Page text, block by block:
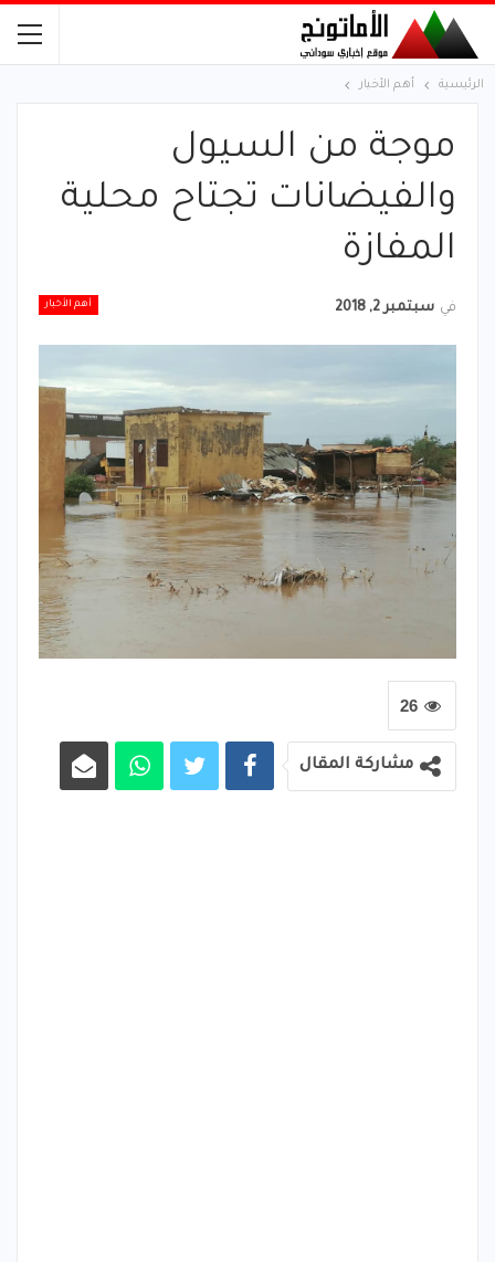
الرئيسية أهم الأخبار
موجة من السيول
والفيضانات تجتاح محلية
المفازة
أهم الأخبار في سبتمبر 2, 2018
26
مشاركة المقال